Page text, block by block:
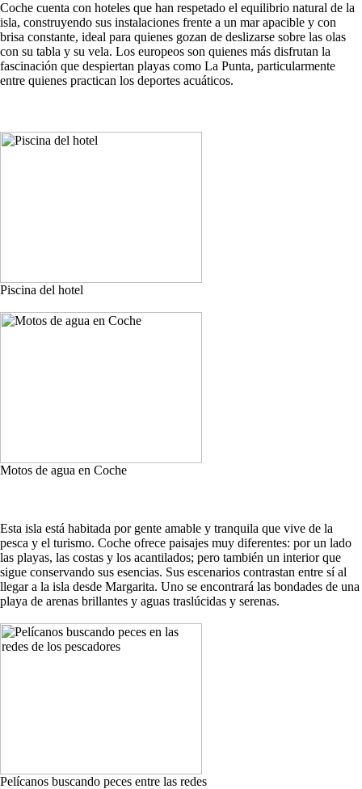
Coche cuenta con hoteles que han respetado el equilibrio natural de la
isla, construyendo sus instalaciones frente a un mar apacible y con
brisa constante, ideal para quienes gozan de deslizarse sobre las olas
con su tabla y su vela. Los europeos son quienes más disfrutan la
fascinación que despiertan playas como La Punta, particularmente
entre quienes practican los deportes acuáticos.
Piscina del hotel
Motos de agua en Coche
Esta isla está habitada por gente amable y tranquila que vive de la
pesca y el turismo. Coche ofrece paisajes muy diferentes: por un lado
las playas, las costas y los acantilados; pero también un interior que
sigue conservando sus esencias. Sus escenarios contrastan entre sí al
llegar a la isla desde Margarita. Uno se encontrará las bondades de una
playa de arenas brillantes y aguas traslúcidas y serenas.
Pelícanos buscando peces entre las redes